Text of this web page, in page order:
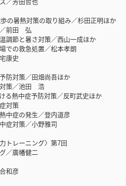
の暑熱対策の取り組み／杉田正明ほか
前田 弘
調節と暑さ対策／西山一成ほか
での救急処置／松本孝朗
康史
防対策／田畑尚吾ほか
策／池田 浩
る熱中症予防対策／反町武史ほか
対策
中症の発生／登内道彦
症対策／小野雅司
トレーニング〉第7回
／廣幡健二
和彦